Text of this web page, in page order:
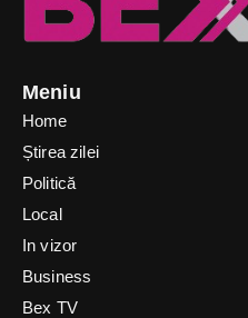
Meniu
Home
Știrea zilei
Politică
Local
In vizor
Business
Bex TV